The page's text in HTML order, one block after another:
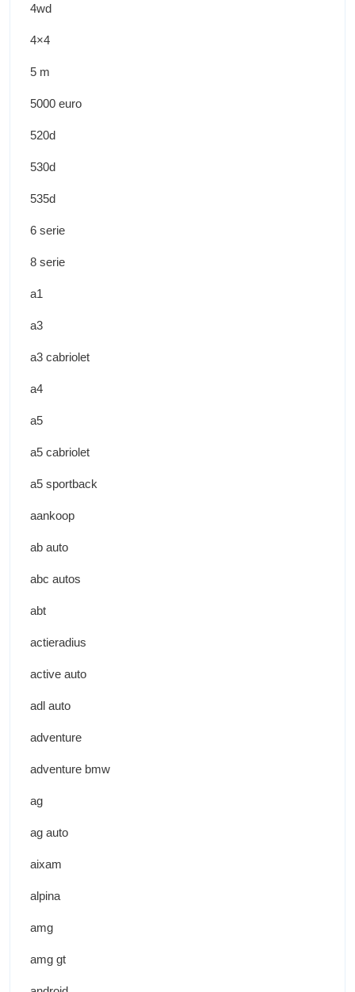
4wd
4×4
5 m
5000 euro
520d
530d
535d
6 serie
8 serie
a1
a3
a3 cabriolet
a4
a5
a5 cabriolet
a5 sportback
aankoop
ab auto
abc autos
abt
actieradius
active auto
adl auto
adventure
adventure bmw
ag
ag auto
aixam
alpina
amg
amg gt